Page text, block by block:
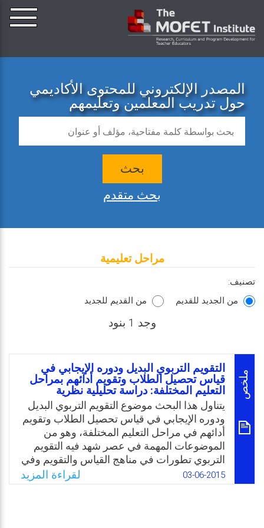
المصدر الإلكتروني للمحتوى الأكاديمي
حول تدريب المعلمين وتعليمهم
بحث
بحث متقدم
مراحل تعليمية
تصنيف:
من الجديد للقديم
من القديم للجديد
وجد 1 بنود
ملخص
التقويم التربوي البديل ودوره الإيجابي في
قياس تحصيل الطلاب وتقويم أدائهم بمراحل
التعليم المختلفة: دراسة تحليلية نظرية
يتناول هذا البحث موضوع التقويم التربوي البديل
ودوره الإيجابي في قياس تحصيل الطلاب وتقويم
أدائهم في مراحل التعليم المختلفة، وهو من
الموضوعات المهمة في عصر شهد فيه التقويم
التربوي تطورات في مناهج القياس والتقويم وفي
أساليبه وأدواته وممارسته. ولهذا البحث أهمية
خاصة بأنه يسلط الضوء على التقويم البديل
03-06-2015 لقراءة المزيد